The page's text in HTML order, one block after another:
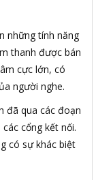
những tính năng
thanh được bán
cực lớn, có
người nghe.
đã qua các đoạn
cổng kết nối.
có sự khác biệt